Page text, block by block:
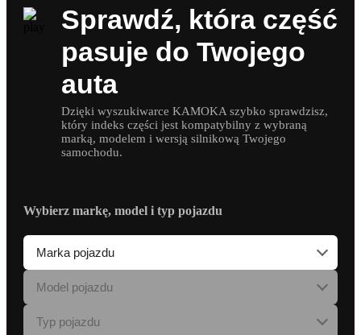
Sprawdź, która część
pasuje do Twojego
auta
Dzięki wyszukiwarce KAMOKA szybko sprawdzisz,
który indeks części jest kompatybilny z wybraną
marką, modelem i wersją silnikową Twojego
samochodu.
Wybierz markę, model i typ pojazdu